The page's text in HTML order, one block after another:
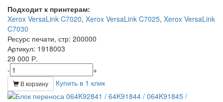
Подходит к принтерам:
Xerox VersaLink C7020, Xerox VersaLink C7025, Xerox VersaLink
C7030
Ресурс печати, стр: 200000
Артикул: 1918003
29 000 Р.
-
+
В корзину Купить в 1 клик